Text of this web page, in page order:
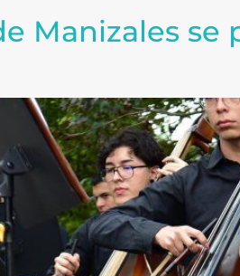
Manizales se